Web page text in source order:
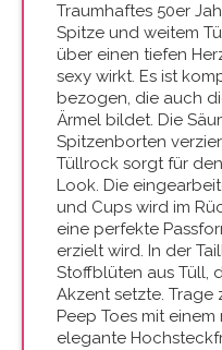
Traumhaftes 50er
Spitze und weitem
über einen tiefen
sexy wirkt. Es ist
bezogen, die auch
Ärmel bildet. Die
Spitzenborten
Tüllrock sorgt für
Look. Die
und Cups wird im
eine perfekte
erzielt wird. In der
Stoffblüten aus Tüll,
Akzent setzte. Trage
Peep Toes mit
elegante